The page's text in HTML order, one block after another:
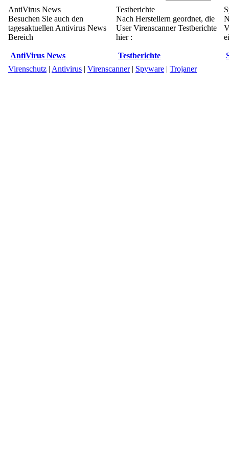
AntiVirus News
Besuchen Sie auch den
tagesaktuellen Antivirus News
Bereich
AntiVirus News
Testberichte
Nach Herstellern geordnet, die
User Virenscanner Testberichte
hier :
Testberichte
Virenschutz | Antivirus | Virenscanner| Spyware | Trojaner